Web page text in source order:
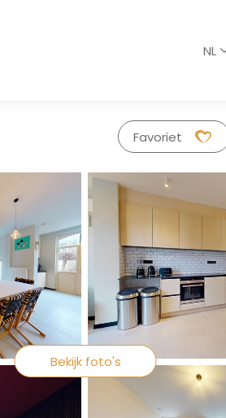
NL
Aanmelden
Wachtwoord vergeten?
Favoriet
Bekijk foto's